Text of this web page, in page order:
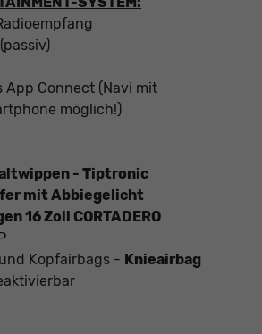
App Connect (Navi mit
möglich!)
- Tiptronic
mit Abbiegelicht
16 Zoll CORTADERO
Kopfairbags - Knieairbag